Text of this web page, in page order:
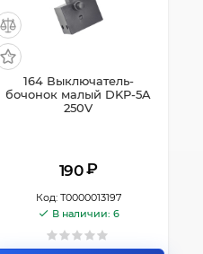
164 Выключатель-
бочонок малый DKP-5A
250V
190 ₽
Код: Т0000013197
В наличии: 6